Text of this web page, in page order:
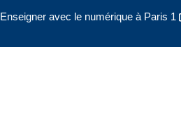
Enseigner avec le numérique à Paris 1